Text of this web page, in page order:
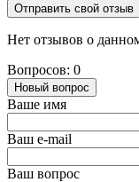
Отправить свой отзыв
Нет отзывов о
Вопросов: 0
Новый вопрос
Ваше имя
Ваш e-mail
Ваш вопрос